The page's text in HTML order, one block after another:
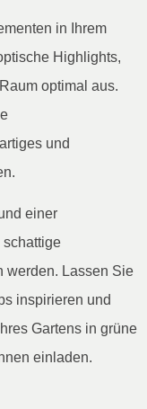
in Ihrem
Highlights,
optimal aus.
und
einer
schattige
werden. Lassen Sie
inspirieren und
Gartens in grüne
einladen.